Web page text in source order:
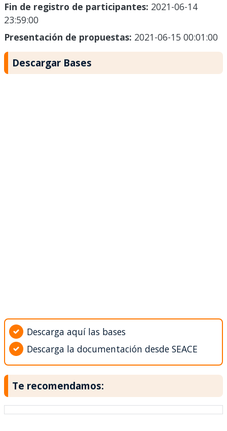
Fin de registro de participantes: 2021-06-14
23:59:00
Presentación de propuestas: 2021-06-15 00:01:00
Descargar Bases
Descarga aquí las bases
Descarga la documentación desde SEACE
Te recomendamos: